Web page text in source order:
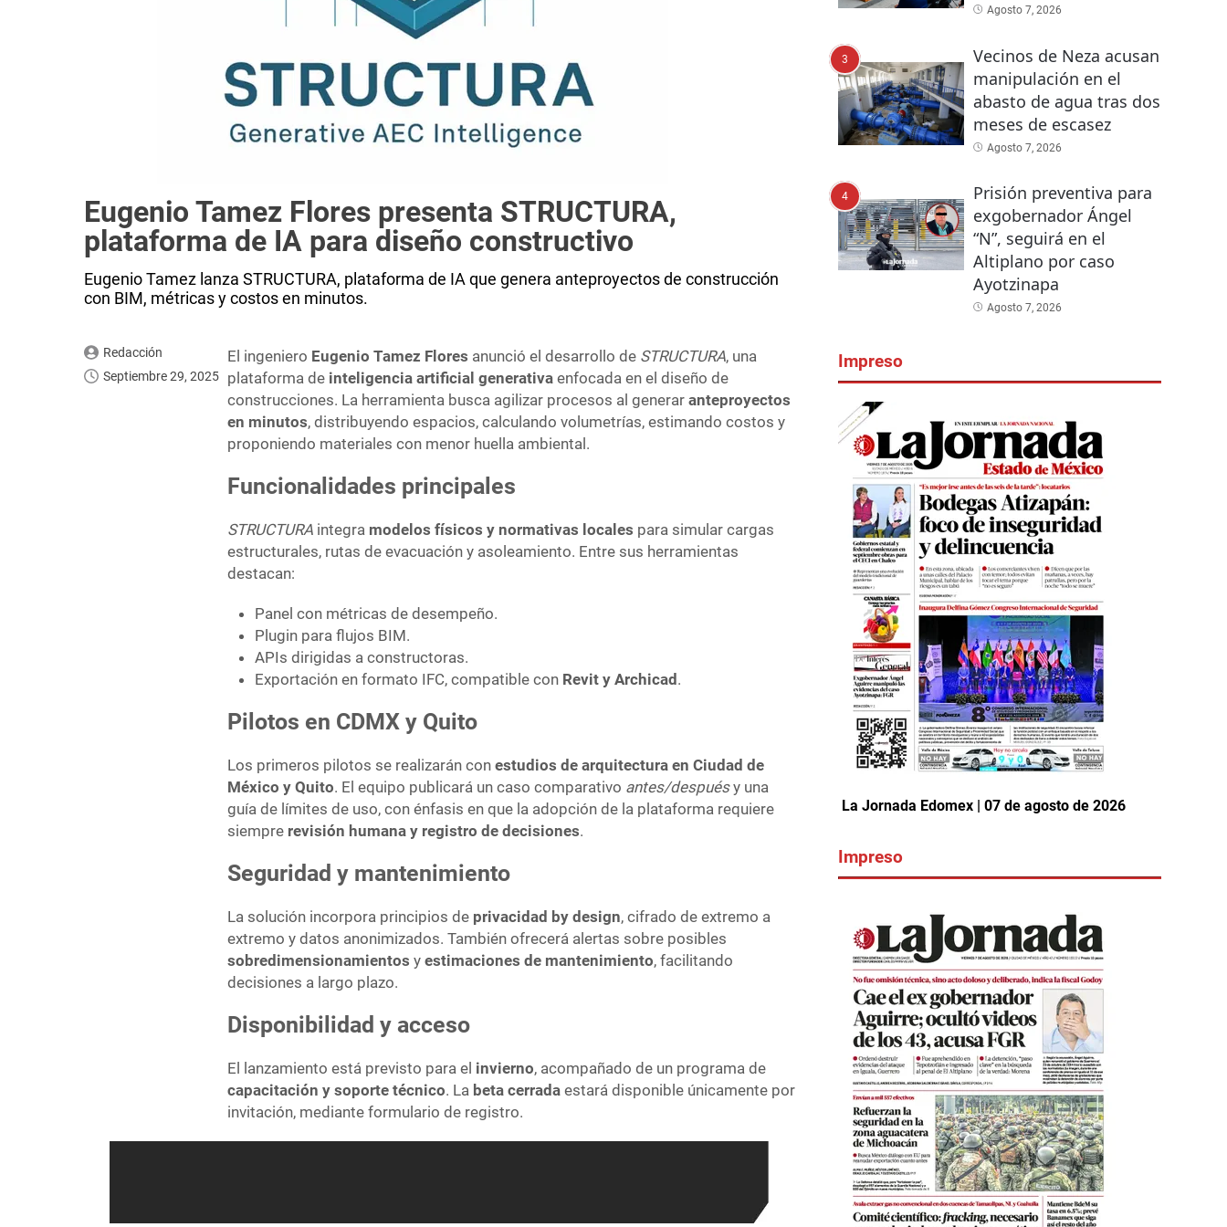
Eugenio Tamez Flores presenta STRUCTURA,
plataforma de IA para diseño constructivo
Eugenio Tamez lanza STRUCTURA, plataforma de IA que genera anteproyectos de construcción
con BIM, métricas y costos en minutos.
Redacción
Septiembre 29, 2025
El ingeniero Eugenio Tamez Flores anunció el desarrollo de STRUCTURA, una
plataforma de inteligencia artificial generativa enfocada en el diseño de
construcciones. La herramienta busca agilizar procesos al generaranteproyectos
en minutos, distribuyendo espacios, calculando volumetrías, estimando costos y
proponiendo materiales con menor huella ambiental.
Funcionalidades principales
STRUCTURA integra modelos físicos y normativas locales para simular cargas
estructurales, rutas de evacuación y asoleamiento. Entre sus herramientas
destacan:
Panel con métricas de desempeño.
Plugin para flujos BIM.
APIs dirigidas a constructoras.
Exportación en formato IFC, compatible con Revit y Archicad .
Pilotos en CDMX y Quito
Los primeros pilotos se realizarán conestudios de arquitectura en Ciudad de
México y Quito. El equipo publicará un caso comparativo antes/despuésy una
guía de límites de uso, con énfasis en que la adopción de la plataforma requiere
siempre revisión humana y registro de decisiones.
Seguridad y mantenimiento
La solución incorpora principios de privacidad by design, cifrado de extremo a
extremo y datos anonimizados. También ofrecerá alertas sobre posibles
sobredimensionamientos yestimaciones de mantenimiento, facilitando
decisiones a largo plazo.
Disponibilidad y acceso
El lanzamiento está previsto para el invierno, acompañado de un programa de
capacitación y soporte técnico. La beta cerrada estará disponible únicamente por
invitación, mediante formulario de registro.
Agosto 7, 2026
3
Vecinos de Neza acusan
manipulación en el
abasto de agua tras dos
meses de escasez
Agosto 7, 2026
4
Prisión preventiva para
exgobernador Ángel
“N”, seguirá en el
Altiplano por caso
Ayotzinapa
Agosto 7, 2026
Impreso
La Jornada Edomex | 07 de agosto de 2026
Impreso